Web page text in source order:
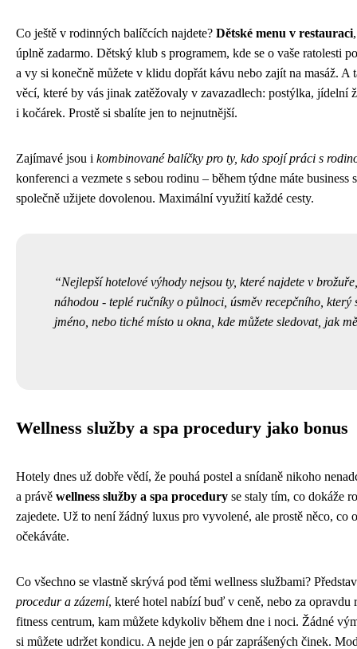
Co ještě v rodinných balíčcích najdete? Dětské menu v restauraci
úplně zadarmo. Dětský klub s programem, kde se o vaše ratolesti
a vy si konečně můžete v klidu dopřát kávu nebo zajít na masáž. A
věcí, které by vás jinak zatěžovaly v zavazadlech: postýlka, jídelní
i kočárek. Prostě si sbalíte jen to nejnutnější.
Zajímavé jsou i kombinované balíčky pro ty, kdo spojí práci s
konferenci a vezmete s sebou rodinu – během týdne máte business
společně užijete dovolenou. Maximální využití každé cesty.
Nejlepší hotelové výhody nejsou ty, které najdete v
náhodou - teplé ručníky o půlnoci, úsměv recepčního, který
jméno, nebo tiché místo u okna, kde můžete sledovat, jak
Wellness služby a spa procedury jako bonus
Hotely dnes už dobře vědí, že pouhá postel a snídaně nikoho
a právě wellness služby a spa procedury se staly tím, co dokáže
zajedete. Už to není žádný luxus pro vyvolené, ale prostě něco, co
očekáváte.
Co všechno se vlastně skrývá pod těmi wellness službami?
procedur a zázemí, které hotel nabízí buď v ceně, nebo za opravdu
fitness centrum, kam můžete kdykoliv během dne i noci. Žádné
si můžete udržet kondicu. A nejde jen o pár zaprášených činek.